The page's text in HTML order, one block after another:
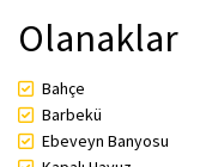
Olanaklar
Bahçe
Barbekü
Ebeveyn Banyosu